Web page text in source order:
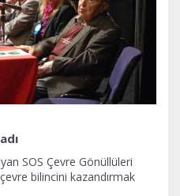
SOS Çevre Gönüllüleri
bilincini kazandırmak